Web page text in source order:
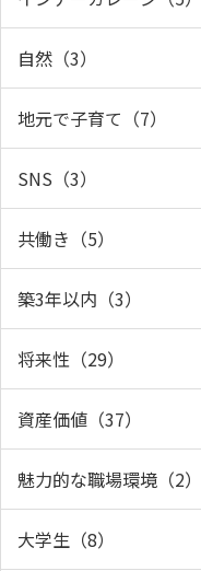
自然（3）
地元で子育て（7）
SNS（3）
共働き（5）
築3年以内（3）
将来性（29）
資産価値（37）
魅力的な職場環境（2）
大学生（8）